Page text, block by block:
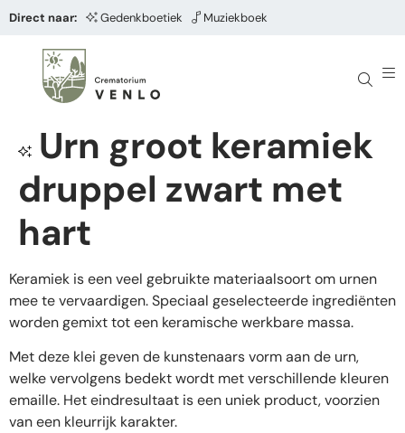
Direct naar: Gedenkboetiek Muziekboek
Urn groot keramiek
druppel zwart met
hart
Keramiek is een veel gebruikte materiaalsoort om urnen
mee te vervaardigen. Speciaal geselecteerde ingrediënten
worden gemixt tot een keramische werkbare massa.
Met deze klei geven de kunstenaars vorm aan de urn,
welke vervolgens bedekt wordt met verschillende kleuren
emaille. Het eindresultaat is een uniek product, voorzien
van een kleurrijk karakter.